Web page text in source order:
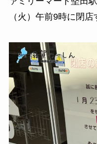
（火）午前9時に閉店